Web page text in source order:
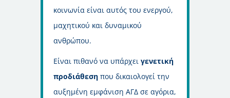
κοινωνία είναι αυτός του ενεργού,
μαχητικού και δυναμικού
ανθρώπου.
Είναι πιθανό να υπάρχει γενετική
προδιάθεση που δικαιολογεί την
αυξημένη εμφάνιση ΑΓΔ σε αγόρια,